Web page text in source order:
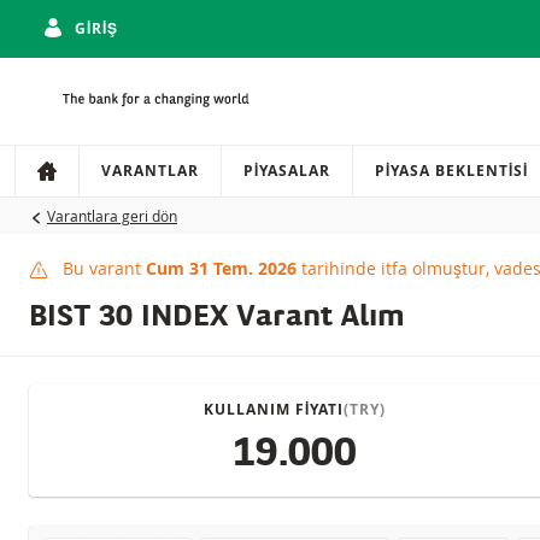
GIRIŞ
Gezinti
Sitede gezinti
VARANTLAR PIYASALAR PIYASA BEKLENTISI
Varantlara geri dön
This product has
Bu varant Cum 31 Tem. 2026 tarihinde itfa olmuştur,
BIST 30 INDEX Varant Alım
KULLANIM FIYATI(TRY)
19.000